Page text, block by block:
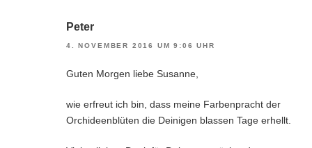
Peter
4. NOVEMBER 2016 UM 9:06 UHR
Guten Morgen liebe Susanne,
wie erfreut ich bin, dass meine Farbenpracht der
Orchideenblüten die Deinigen blassen Tage erhellt.